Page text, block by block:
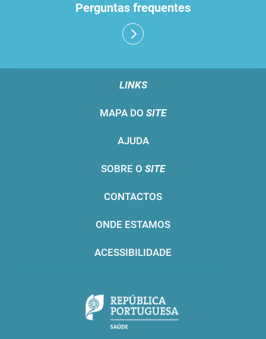
Perguntas frequentes
LINKS
MAPA DO SITE
AJUDA
SOBRE O SITE
CONTACTOS
ONDE ESTAMOS
ACESSIBILIDADE